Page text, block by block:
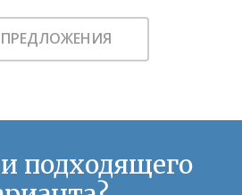
ПРЕДЛОЖЕНИЯ
подходящего